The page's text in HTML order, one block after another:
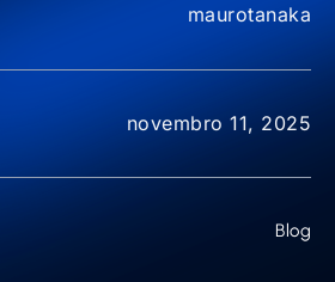
maurotanaka
novembro 11, 2025
Blog